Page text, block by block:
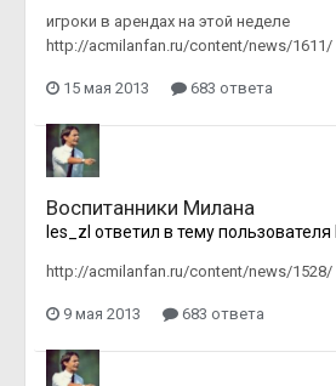
игроки в арендах на этой неделе
http://acmilanfan.ru/content/news/1611/
15 мая 2013 683 ответа
Воспитанники Милана
les_zl ответил в тему пользователя
http://acmilanfan.ru/content/news/1528/
9 мая 2013 683 ответа